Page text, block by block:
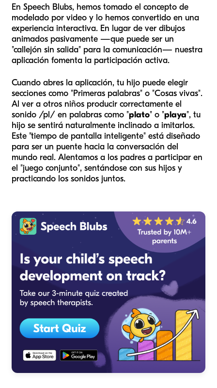
En Speech Blubs, hemos tomado el concepto de
modelado por video y lo hemos convertido en una
experiencia interactiva. En lugar de ver dibujos
animados pasivamente —que puede ser un
"callejón sin salida" para la comunicación— nuestra
aplicación fomenta la participación activa.
Cuando abres la aplicación, tu hijo puede elegir
secciones como "Primeras palabras" o "Cosas vivas".
Al ver a otros niños producir correctamente el
sonido /pl/ en palabras como "plato" o "playa", tu
hijo se sentirá naturalmente inclinado a imitarlos.
Este "tiempo de pantalla inteligente" está diseñado
para ser un puente hacia la conversación del
mundo real. Alentamos a los padres a participar en
el "juego conjunto", sentándose con sus hijos y
practicando los sonidos juntos.